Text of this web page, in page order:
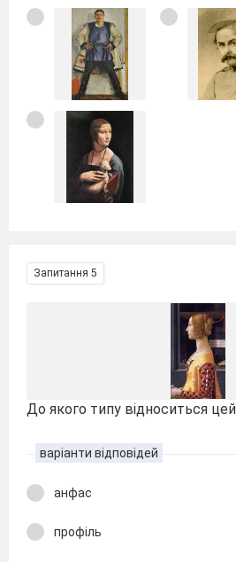
Запитання 5
До якого типу відноситься
варіанти відповідей
анфас
профіль